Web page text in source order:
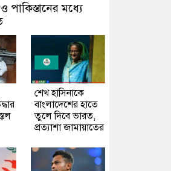
পাকিস্তানের মধ্যে
শেখ হাসিনাকে
বাংলাদেশের হাতে
তুলে দিবে ভারত,
প্রত্যাশা জামায়াতের